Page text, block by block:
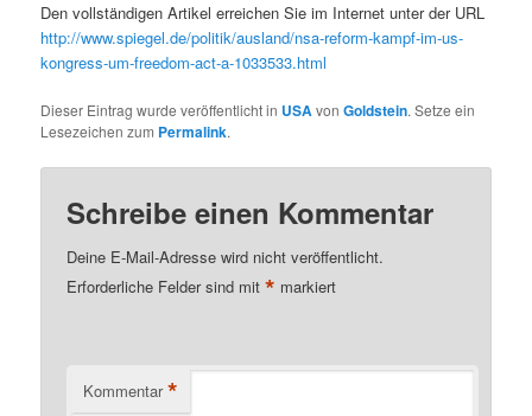
Den vollständigen Artikel erreichen Sie im Internet unter der URL
http://www.spiegel.de/politik/ausland/nsa-reform-kampf-im-us-
kongress-um-freedom-act-a-1033533.html
Dieser Eintrag wurde veröffentlicht in USAvonGoldstein. Setze ein
Lesezeichen zum Permalink.
Schreibe einen Kommentar
Deine E-Mail-Adresse wird nicht veröffentlicht.
Erforderliche Felder sind mit* markiert
Kommentar *